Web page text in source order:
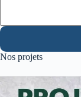
Nos projets